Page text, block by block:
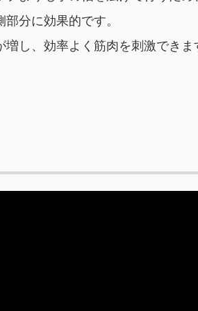
分に効果的です。
し、効率よく筋肉を刺激できま